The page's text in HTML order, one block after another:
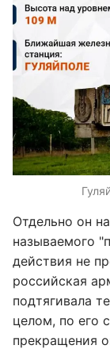
Отдельно он
называемого
действия не
российская
подтягивала
целом, по его
прекращения